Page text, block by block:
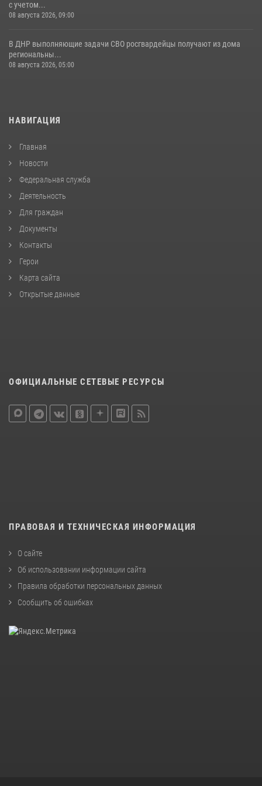
с учетом...
08 августа 2026, 09:00
В ДНР выполняющие задачи СВО росгвардейцы получают из дома
региональны...
08 августа 2026, 05:00
НАВИГАЦИЯ
Главная
Новости
Федеральная служба
Деятельность
Для граждан
Документы
Контакты
Герои
Карта сайта
Открытые данные
ОФИЦИАЛЬНЫЕ СЕТЕВЫЕ РЕСУРСЫ
ПРАВОВАЯ И ТЕХНИЧЕСКАЯ ИНФОРМАЦИЯ
О сайте
Об использовании информации сайта
Правила обработки персональных данных
Сообщить об ошибках